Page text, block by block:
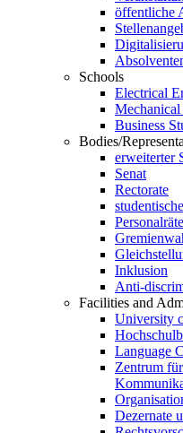
öffentliche
Schools
Electrical
Business
Bodies/
erweiterter
Senat
Rectorate
Personalräte
Inklusion
Anti-
Facilities and
University
Language
Zentrum
Dezernate